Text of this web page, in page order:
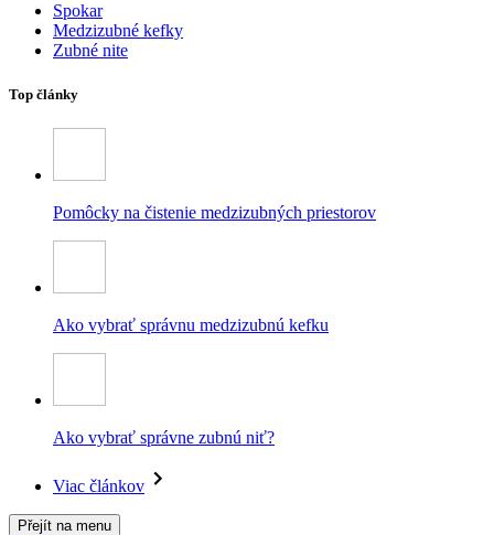
Spokar
Medzizubné kefky
Zubné nite
Top články
Pomôcky na čistenie medzizubných priestorov
Ako vybrať správnu medzizubnú kefku
Ako vybrať správne zubnú niť?
Viac článkov
Přejít na menu